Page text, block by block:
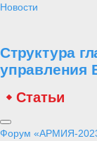
Новости
Структура
управления
Статьи
Форум «АРМИЯ-